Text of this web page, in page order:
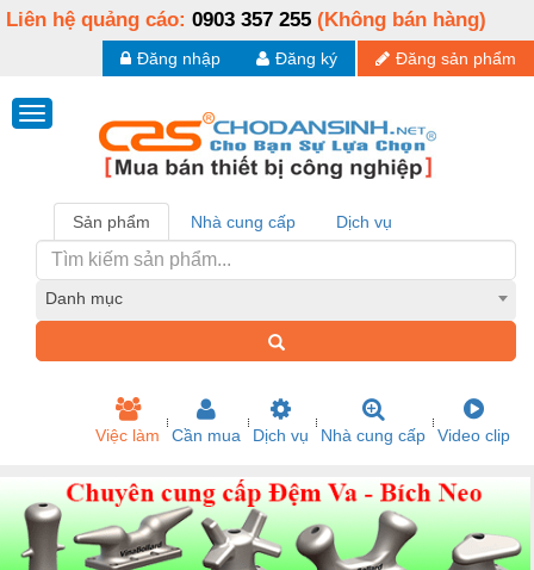
Liên hệ quảng cáo: 0903 357 255 (Không bán hàng)
Đăng sản phẩm
Đăng ký
Đăng nhập
Sản phẩm Nhà cung cấp Dịch vụ
Danh mục
Việc làm Cần mua Dịch vụ Nhà cung cấp Video clip